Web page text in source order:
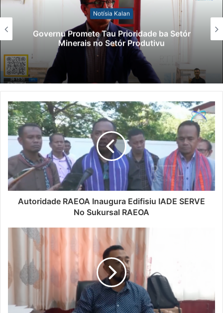
Notísia Kalan
Governu Promete Tau Prioridade ba Setór
Minerais no Setór Produtivu
Autoridade RAEOA Inaugura Edifisiu IADE SERVE
No Sukursal RAEOA